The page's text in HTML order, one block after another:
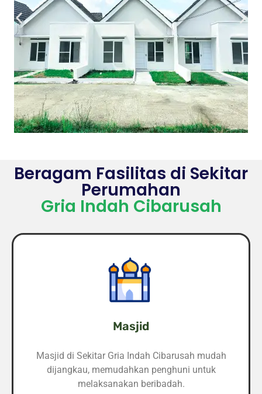
Beragam Fasilitas di Sekitar
Perumahan
Gria Indah Cibarusah
Masjid
Masjid di Sekitar Gria Indah Cibarusah mudah
dijangkau, memudahkan penghuni untuk
melaksanakan beribadah.